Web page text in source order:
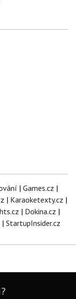
| Games.cz |
| Karaoketexty.cz |
| Dokina.cz |
| StartupInsider.cz